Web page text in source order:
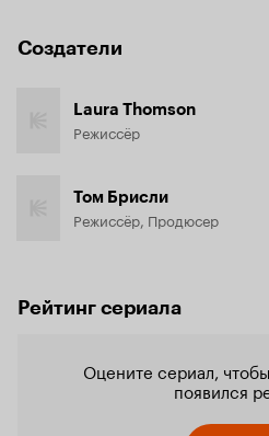
Создатели
Laura Thomson
Режиссёр
Том Брисли
Режиссёр, Продюсер
Рейтинг сериала
Оцените сериал,
появился